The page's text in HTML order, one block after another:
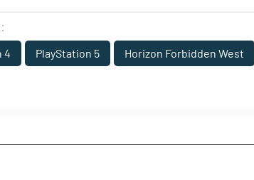
4 PlayStation 5 Horizon Forbidden West